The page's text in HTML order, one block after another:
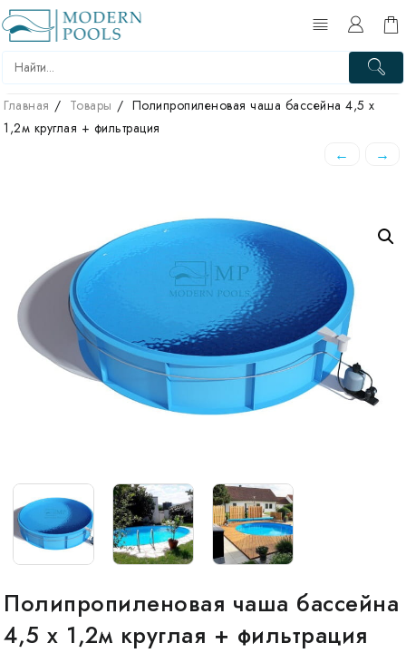
Главная Товары
Полипропиленовая чаша бассейна 4,5 х
1,2м круглая + фильтрация
← →
Полипропиленовая чаша бассейна
4,5 х 1,2м круглая + фильтрация